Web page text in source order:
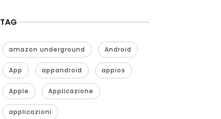
TAG
amazon underground Android
App appandroid appios
Apple Applicazione
applicazioni